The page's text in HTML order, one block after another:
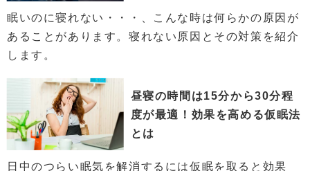
眠いのに寝れない・・・、こんな時は何らかの原因が
あることがあります。寝れない原因とその対策を紹介
します。
昼寝の時間は15分から30分程
度が最適！効果を高める仮眠法
とは
日中のつらい眠気を解消するには仮眠を取ると効果